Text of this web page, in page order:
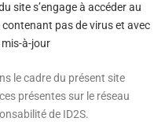
site s’engage à accéder au
pas de virus et avec
à-jour
le cadre du présent site
présentes sur le réseau
de ID2S.